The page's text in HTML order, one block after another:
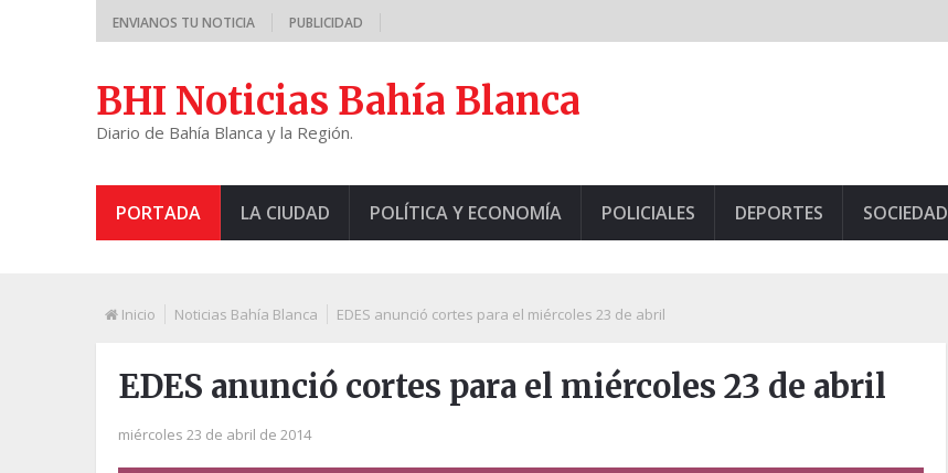
ENVIANOS TU NOTICIA PUBLICIDAD
BHI Noticias Bahía Blanca
Diario de Bahía Blanca y la Región.
PORTADA LA CIUDAD POLÍTICA Y ECONOMÍA POLICIALES DEPORTES SOCIEDAD
Inicio Noticias Bahía Blanca EDES anunció cortes para el miércoles 23 de abril
EDES anunció cortes para el miércoles 23 de abril
miércoles 23 de abril de 2014